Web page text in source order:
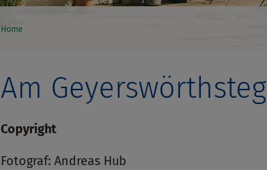
Home
Am Geyerswörthsteg
Copyright
Fotograf: Andreas Hub